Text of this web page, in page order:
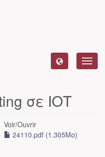
σε ΙΟΤ
Voir/Ouvrir
24110.pdf (1.305Mo)